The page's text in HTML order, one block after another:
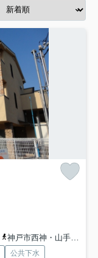
神戸市西神・山手線「学園都市」駅 徒歩20分
公共下水